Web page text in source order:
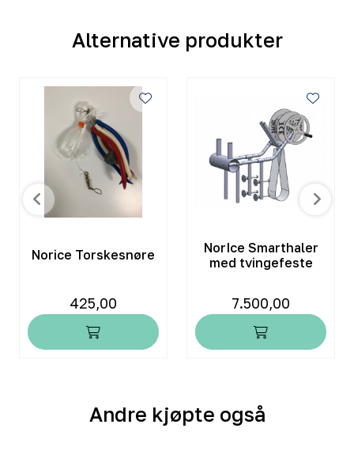
Alternative produkter
Norice Torskesnøre
425,00
NorIce Smarthaler
med tvingefeste
7.500,00
Andre kjøpte også